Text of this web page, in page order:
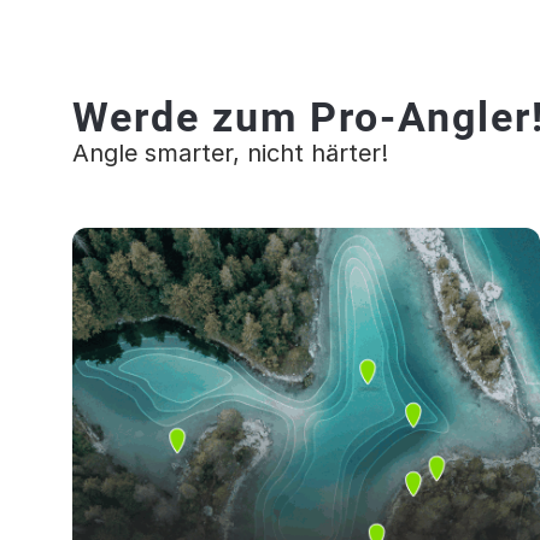
Werde zum Pro-
Angle smarter, nicht härter!